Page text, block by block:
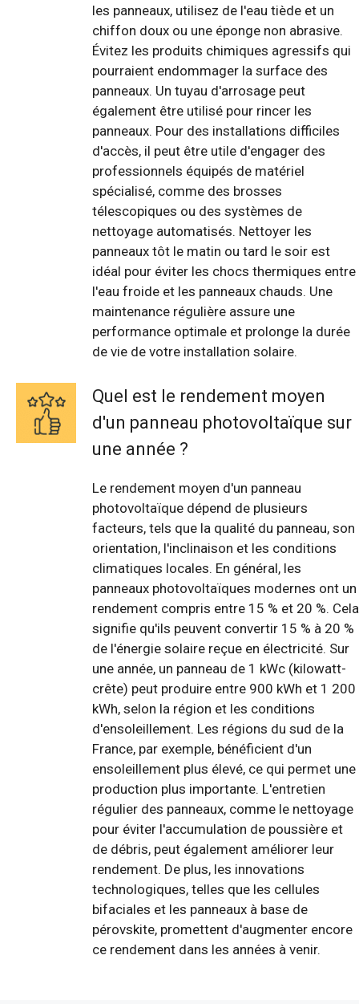
les panneaux, utilisez de l'eau tiède et un
chiffon doux ou une éponge non abrasive.
Évitez les produits chimiques agressifs qui
pourraient endommager la surface des
panneaux. Un tuyau d'arrosage peut
également être utilisé pour rincer les
panneaux. Pour des installations difficiles
d'accès, il peut être utile d'engager des
professionnels équipés de matériel
spécialisé, comme des brosses
télescopiques ou des systèmes de
nettoyage automatisés. Nettoyer les
panneaux tôt le matin ou tard le soir est
idéal pour éviter les chocs thermiques entre
l'eau froide et les panneaux chauds. Une
maintenance régulière assure une
performance optimale et prolonge la durée
de vie de votre installation solaire.
Quel est le rendement moyen
d'un panneau photovoltaïque sur
une année ?
Le rendement moyen d'un panneau
photovoltaïque dépend de plusieurs
facteurs, tels que la qualité du panneau, son
orientation, l'inclinaison et les conditions
climatiques locales. En général, les
panneaux photovoltaïques modernes ont un
rendement compris entre 15 % et 20 %. Cela
signifie qu'ils peuvent convertir 15 % à 20 %
de l'énergie solaire reçue en électricité. Sur
une année, un panneau de 1 kWc (kilowatt-
crête) peut produire entre 900 kWh et 1 200
kWh, selon la région et les conditions
d'ensoleillement. Les régions du sud de la
France, par exemple, bénéficient d'un
ensoleillement plus élevé, ce qui permet une
production plus importante. L'entretien
régulier des panneaux, comme le nettoyage
pour éviter l'accumulation de poussière et
de débris, peut également améliorer leur
rendement. De plus, les innovations
technologiques, telles que les cellules
bifaciales et les panneaux à base de
pérovskite, promettent d'augmenter encore
ce rendement dans les années à venir.